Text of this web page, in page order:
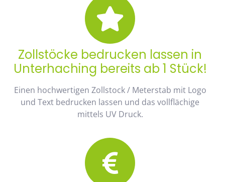
Zollstöcke bedrucken lassen in
Unterhaching bereits ab 1 Stück!
Einen hochwertigen Zollstock / Meterstab mit Logo
und Text bedrucken lassen und das vollflächige
mittels UV Druck.